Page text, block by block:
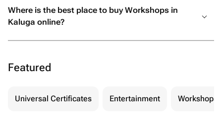
Where is the best place to buy Workshops in
Kaluga online?
Featured
Universal Certificates Entertainment Workshops